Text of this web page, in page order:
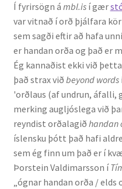
Myndir
Kennsla
Kennd námskeið
Kennsluefni
Yfirlit um kennslu
Stjórnun
Í fyrirsögn á mbl.is í gær
var vitnað í orð þjálfara
sem sagði eftir að hafa
er handan orða og það er
Ég kannaðist ekki við
það strax við beyond words
'orðlaus (af undrun, áfalli,
merking augljóslega við
reyndist orðalagið handan
íslensku þótt það hafi
sem ég finn um það er í
Þorstein Valdimarsson í
„ógnar handan orða / elds